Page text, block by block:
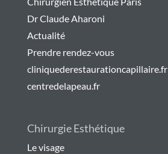
Dr Claude Aharoni
Actualité
Prendre rendez-vous
cliniquederestaurationcapillaire.fr
centredelapeau.fr
Chirurgie Esthétique
Le visage